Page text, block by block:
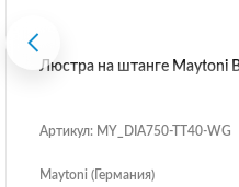
Люстра на штанге Maytoni
Артикул: MY_DIA750-TT40-WG
Maytoni (Германия)